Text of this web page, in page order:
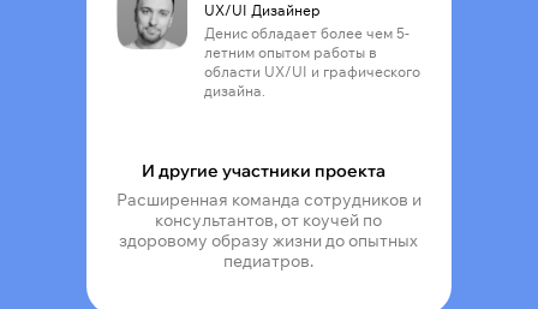
Расширенная команда сотрудников и
консультантов, от коучей по
здоровому образу жизни до опытных
педиатров.
И другие участники проекта
Денис обладает более чем 5-
летним опытом работы в
области UX/UI и графического
дизайна.
UX/UI Дизайнер